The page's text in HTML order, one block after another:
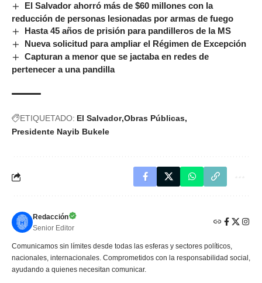
El Salvador ahorró más de $60 millones con la
reducción de personas lesionadas por armas de fuego
Hasta 45 años de prisión para pandilleros de la MS
Nueva solicitud para ampliar el Régimen de Excepción
Capturan a menor que se jactaba en redes de
pertenecer a una pandilla
ETIQUETADO: El Salvador Obras Públicas
Presidente Nayib Bukele
Redacción
Senior Editor
Comunicamos sin límites desde todas las esferas y sectores políticos,
nacionales, internacionales. Comprometidos con la responsabilidad social,
ayudando a quienes necesitan comunicar.